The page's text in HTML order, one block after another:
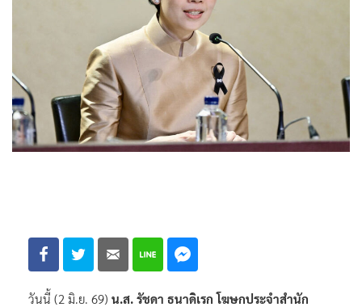
วันนี้ (2 มิ.ย. 69) น.ส. รัชดา ธนาดิเรก โฆษกประจำสำนัก